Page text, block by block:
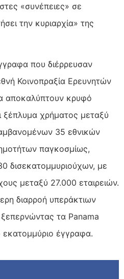
«συνέπειες» σε
την κυριαρχία» της
που διέρρευσαν
Κοινοπραξία Ερευνητών
αποκαλύπτουν κρυφό
ξέπλυμα χρήματος μεταξύ
35 εθνικών
παγκοσμίως,
δισεκατομμυριούχων, με
μεταξύ 27.000 εταιρειών.
διαρροή υπεράκτιων
τα Panama
έγγραφα.